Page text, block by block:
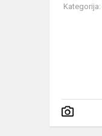
Kategorija: